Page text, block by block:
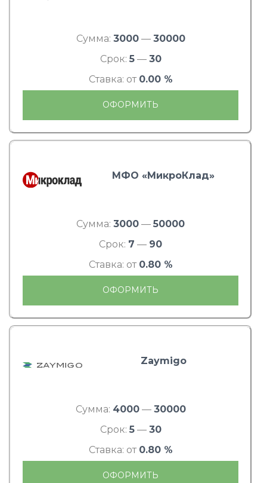
Сумма: 3000— 30000
Срок: 5— 30
Ставка: от 0.00 %
ОФОРМИТЬ
МФО «МикроКлад»
Сумма: 3000 — 50000
Срок: 7 — 90
Ставка: от 0.80 %
ОФОРМИТЬ
Zaymigo
Сумма: 4000— 30000
Срок: 5— 30
Ставка: от 0.80 %
ОФОРМИТЬ